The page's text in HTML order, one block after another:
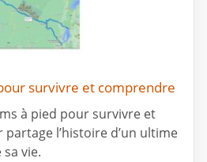
survivre et comprendre
à pied pour survivre et
l’histoire d’un ultime
vie.